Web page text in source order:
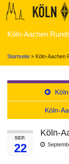
Köln-Aachen
Startseite » Köln-Aachen
Köln-
SEP.
22
Köln-